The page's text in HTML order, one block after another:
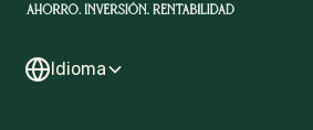
Idioma